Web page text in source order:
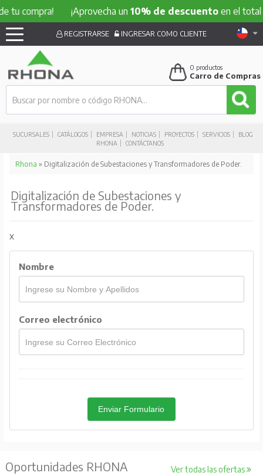
¡Aprovecha un10% de descuentoen el total de tu
SUCURSALES CATÁLOGOS EMPRESA NOTICIAS PROYECTOS SERVICIOS
BLOG
RHONA
CONTÁCTANOS
REGISTRARSE INGRESAR COMO CLIENTE
0 productos
Carro de Compras
Rhona » Digitalización de Subestaciones y Transformadores de Poder.
Digitalización de Subestaciones y
Transformadores de Poder.
x
Nombre
Correo electrónico
Enviar Formulario
Oportunidades RHONA Ver todas las ofertas